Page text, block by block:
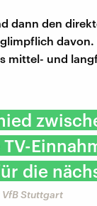
dann den
davon.
mittel- und
die
Stuttgart